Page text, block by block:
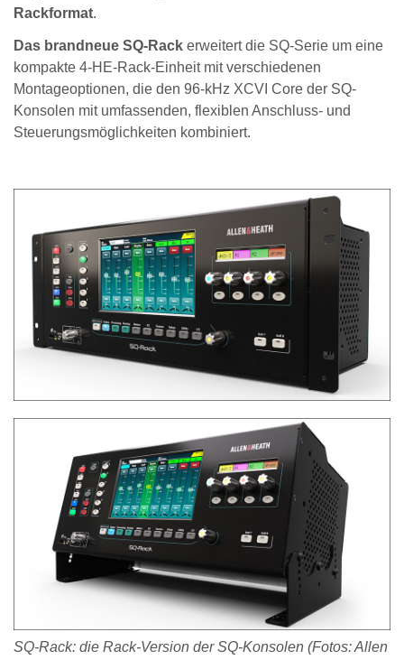
Rackformat.
Das brandneue SQ-Rack erweitert die SQ-Serie um eine
kompakte 4-HE-Rack-Einheit mit verschiedenen
Montageoptionen, die den 96-kHz XCVI Core der SQ-
Konsolen mit umfassenden, flexiblen Anschluss- und
Steuerungsmöglichkeiten kombiniert.
SQ-Rack: die Rack-Version der SQ-Konsolen (Fotos: Allen